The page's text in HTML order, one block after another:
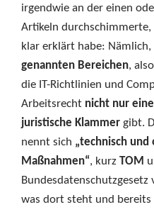
irgendwie an der einen
Artikeln
klar erklärt habe: Nämlich,
genannten Bereichen,
die IT-Richtlinien und
Arbeitsrecht nicht nur
juristische Klammer gibt.
nennt sich „technisch und
Maßnahmen“, kurz TOM
Bundesdatenschutzgesetz
was dort steht und bereits